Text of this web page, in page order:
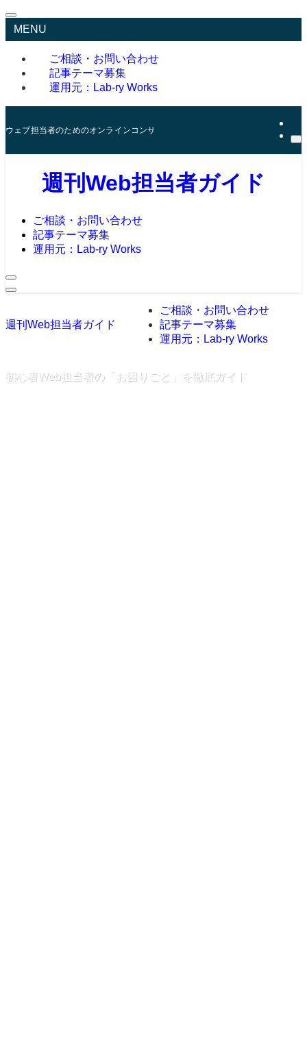
MENU
ご相談・お問い合わせ
記事テーマ募集
運用元：Lab-ry Works
ウェブ担当者のためのオンラインコンサルタント
週刊Web担当者ガイド
ご相談・お問い合わせ
記事テーマ募集
運用元：Lab-ry Works
週刊Web担当者ガイド
ご相談・お問い合わせ
記事テーマ募集
運用元：Lab-ry Works
初心者Web担当者の「お困りごと」を徹底ガイド